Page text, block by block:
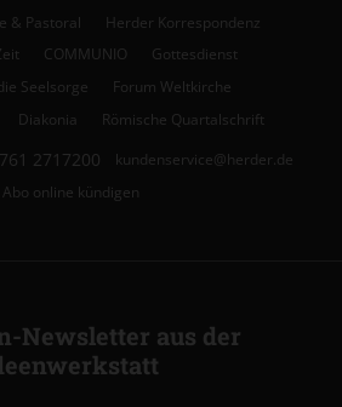
& Pastoral
Herder Korrespondenz
COMMUNIO
Gottesdienst
Seelsorge
Forum Weltkirche
Diakonia Römische Quartalschrift
2717200
kundenservice@herder.de
Abo online kündigen
Newsletter aus der